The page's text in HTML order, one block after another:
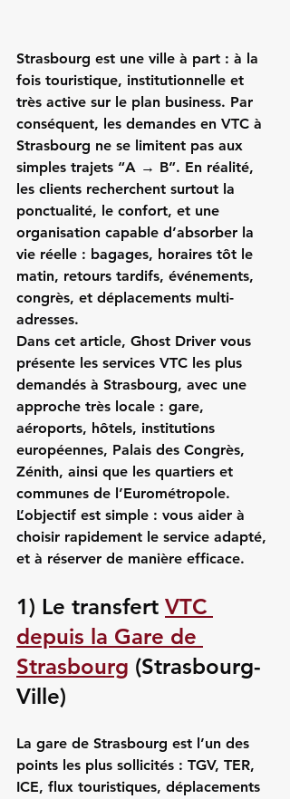
Strasbourg est une ville à part : à la
fois touristique, institutionnelle et
très active sur le plan business. Par
conséquent, les demandes en VTC à
Strasbourg ne se limitent pas aux
simples trajets “A → B”. En réalité,
les clients recherchent surtout la
ponctualité, le confort, et une
organisation capable d’absorber la
vie réelle : bagages, horaires tôt le
matin, retours tardifs, événements,
congrès, et déplacements multi-
adresses.
Dans cet article, Ghost Driver vous
présente les services VTC les plus
demandés à Strasbourg, avec une
approche très locale : gare,
aéroports, hôtels, institutions
européennes, Palais des Congrès,
Zénith, ainsi que les quartiers et
communes de l’Eurométropole.
L’objectif est simple : vous aider à
choisir rapidement le service adapté,
et à réserver de manière efficace.
1) Le transfert VTC
depuis la Gare de
Strasbourg (Strasbourg-
Ville)
La gare de Strasbourg est l’un des
points les plus sollicités : TGV, TER,
ICE, flux touristiques, déplacements